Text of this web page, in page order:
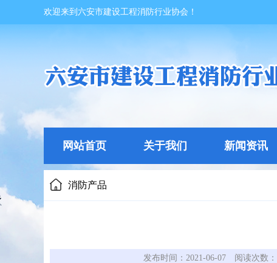
欢迎来到六安市建设工程消防行业协会！
网站首页 关于我们 新闻资讯
消防产品
发布时间：2021-06-07 阅读次数：